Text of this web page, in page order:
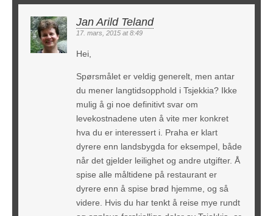
Jan Arild Teland
17. mars, 2015 at 8:49
Hei,
Spørsmålet er veldig generelt, men antar
du mener langtidsopphold i Tsjekkia? Ikke
mulig å gi noe definitivt svar om
levekostnadene uten å vite mer konkret
hva du er interessert i. Praha er klart
dyrere enn landsbygda for eksempel, både
når det gjelder leilighet og andre utgifter. Å
spise alle måltidene på restaurant er
dyrere enn å spise brød hjemme, og så
videre. Hvis du har tenkt å reise mye rundt